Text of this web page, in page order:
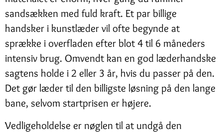
sandsækken med fuld kraft. Et par billige
handsker i kunstlæder vil ofte begynde at
sprække i overfladen efter blot 4 til 6 måneders
intensiv brug. Omvendt kan en god læderhandske
sagtens holde i 2 eller 3 år, hvis du passer på den.
Det gør læder til den billigste løsning på den lange
bane, selvom startprisen er højere.
Vedligeholdelse er nøglen til at undgå den